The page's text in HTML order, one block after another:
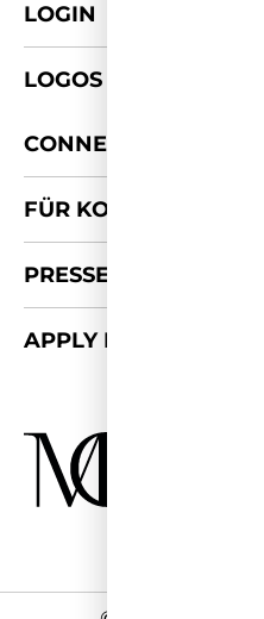
LOGIN
LOGOS & FOTOS
CONNECT
FÜR KOOPERATIONEN
PRESSE-KIT
APPLY FOR 2026/27